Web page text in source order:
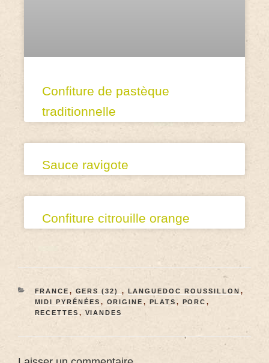
Confiture de pastèque
traditionnelle
Sauce ravigote
Confiture citrouille orange
FRANCE , GERS (32) , LANGUEDOC ROUSSILLON ,
MIDI PYRÉNÉES , ORIGINE , PLATS , PORC ,
RECETTES , VIANDES